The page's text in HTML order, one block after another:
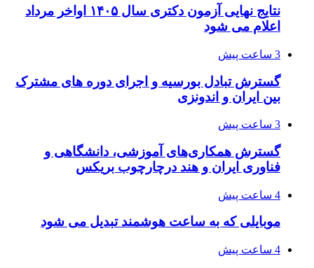
نتایج نهایی آزمون دکتری سال ۱۴۰۵ اواخر مرداد
اعلام می شود
3 ساعت پیش
گسترش تبادل بورسیه و اجرای دوره های مشترک
بین ایران و اندونزی
3 ساعت پیش
گسترش همکاری‌های آموزشی، دانشگاهی و
فناوری ایران و هند درچارچوب بریکس
4 ساعت پیش
موبایلی که به ساعت هوشمند تبدیل می شود
4 ساعت پیش